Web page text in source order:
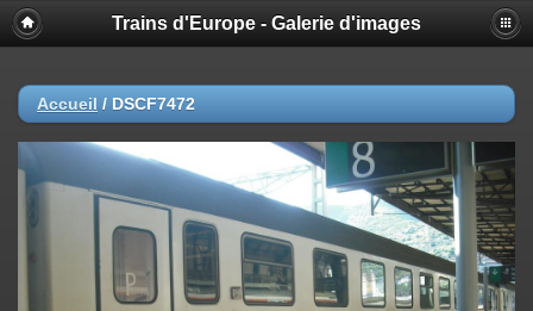
Trains d'Europe - Galerie d'images
Accueil / DSCF7472